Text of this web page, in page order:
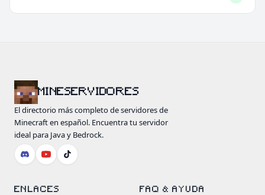
MINESERVIDORES
El directorio más completo de servidores de
Minecraft en español. Encuentra tu servidor
ideal para Java y Bedrock.
ENLACES FAQ & AYUDA